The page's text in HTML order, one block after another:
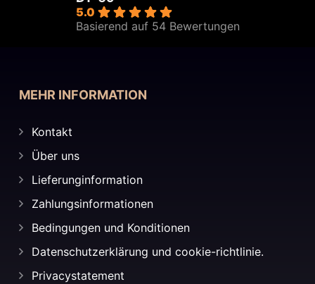
5.0
Basierend auf 54 Bewertungen
MEHR INFORMATION
Kontakt
Über uns
Lieferunginformation
Zahlungsinformationen
Bedingungen und Konditionen
Datenschutzerklärung und cookie-richtlinie.
Privacystatement